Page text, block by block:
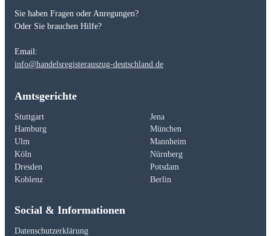
Sie haben Fragen oder Anregungen?
Oder Sie brauchen Hilfe?
Email:
info@handelsregisterauszug-deutschland.de
Amtsgerichte
Stuttgart
Jena
Hamburg
München
Ulm
Mannheim
Köln
Nürnberg
Dresden
Potsdam
Koblenz
Berlin
Social & Informationen
Datenschutzerklärung